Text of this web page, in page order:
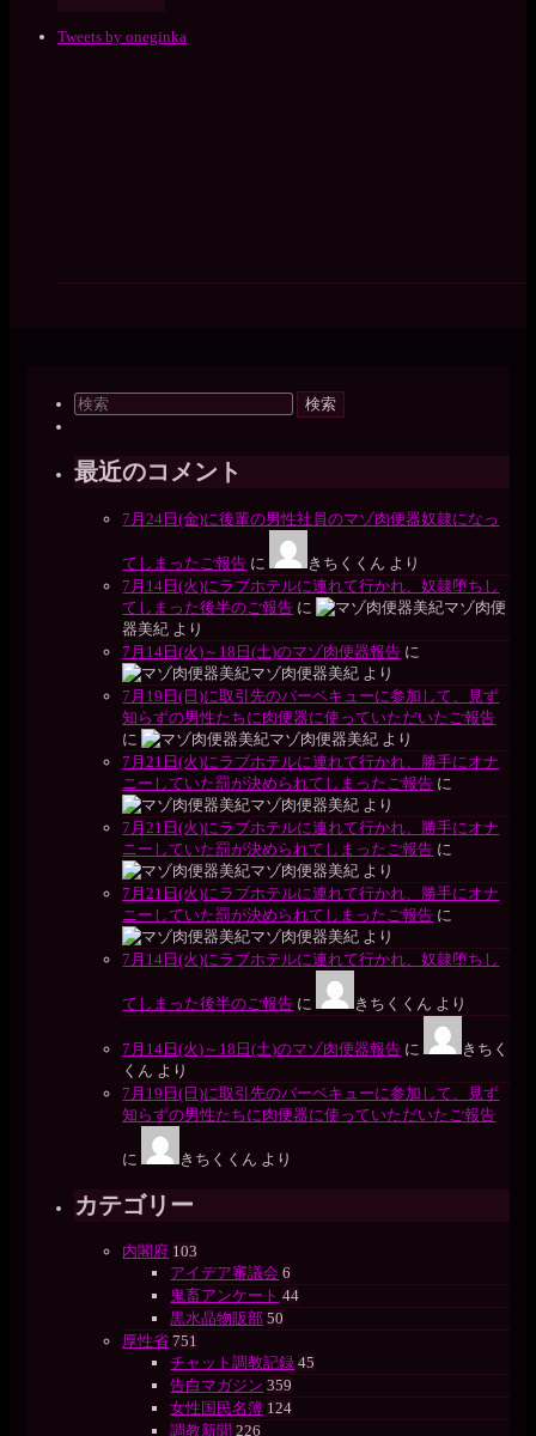
Tweets by oneginka
検
象:
最近のコメント
7月24日(金)に後輩の男性社員のマゾ肉便器奴隷になっ
てしまったご報告 に きちくくん より
7月14日(火)にラブホテルに連れて行かれ、奴隷堕ちし
てしまった後半のご報告 に
マゾ肉便
器美紀 より
7月14日(火)～18日(土)のマゾ肉便器報告 に
マゾ肉便器美紀 より
7月19日(日)に取引先のバーベキューに参加して、見ず
知らずの男性たちに肉便器に使っていただいたご報告
に
マゾ肉便器美紀 より
7月21日(火)にラブホテルに連れて行かれ、勝手にオナ
ニーしていた罰が決められてしまったご報告 に
マゾ肉便器美紀 より
7月21日(火)にラブホテルに連れて行かれ、勝手にオナ
ニーしていた罰が決められてしまったご報告 に
マゾ肉便器美紀 より
7月21日(火)にラブホテルに連れて行かれ、勝手にオナ
ニーしていた罰が決められてしまったご報告 に
マゾ肉便器美紀 より
7月14日(火)にラブホテルに連れて行かれ、奴隷堕ちし
てしまった後半のご報告 に きちくくん より
7月14日(火)～18日(土)のマゾ肉便器報告 に
きちく
くん より
7月19日(日)に取引先のバーベキューに参加して、見ず
知らずの男性たちに肉便器に使っていただいたご報告
に きちくくん より
カテゴリー
内閣府 103
アイデア審議会 6
鬼畜アンケート 44
黒水晶物販部 50
厚性省 751
チャット調教記録 45
告白マガジン 359
女性国民名簿 124
調教新聞 226